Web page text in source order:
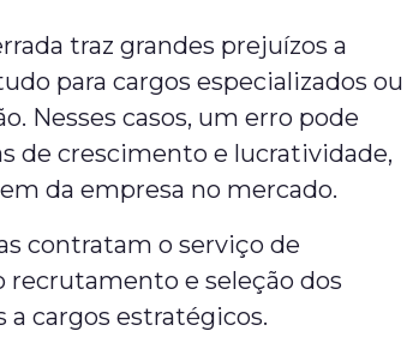
traz grandes prejuízos a
para cargos especializados ou
Nesses casos, um erro pode
de crescimento e lucratividade,
da empresa no mercado.
contratam o serviço de
recrutamento e seleção dos
cargos estratégicos.